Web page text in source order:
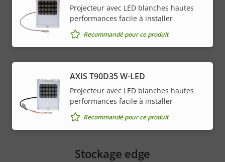
Projecteur avec LED blanches hautes
performances facile à installer
Recommandé pour ce produit
AXIS T90D35 W-LED
Projecteur avec LED blanches hautes
performances facile à installer
Recommandé pour ce produit
Stockage edge